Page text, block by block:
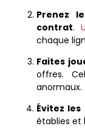
Prenez
contrat.
chaque
Faites
offres.
anormaux.
Évitez
établies et